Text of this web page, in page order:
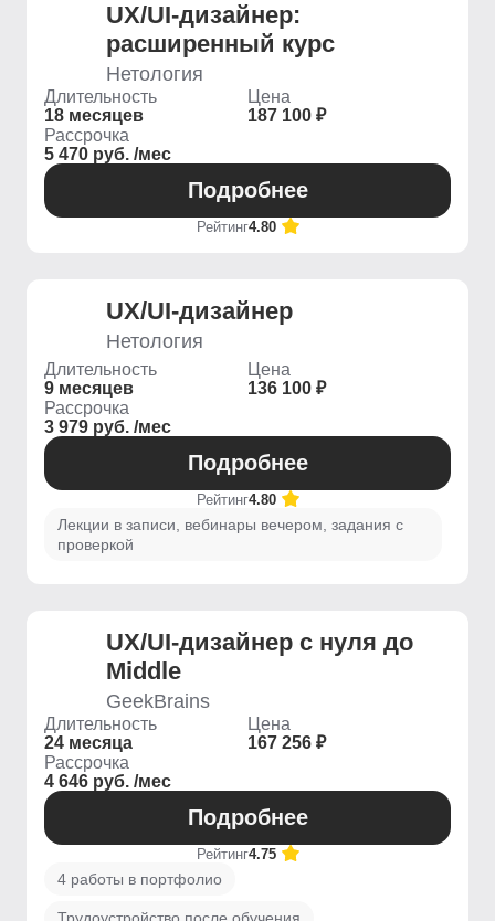
UX/UI-дизайнер:
расширенный курс
Нетология
Длительность
18 месяцев
Цена
187 100 ₽
Рассрочка
5 470 руб. /мес
Подробнее
Рейтинг4.80
UX/UI-дизайнер
Нетология
Длительность
9 месяцев
Цена
136 100 ₽
Рассрочка
3 979 руб. /мес
Подробнее
Рейтинг4.80
Лекции в записи, вебинары вечером, задания с
проверкой
UX/UI-дизайнер с нуля до
Middle
GeekBrains
Длительность
24 месяца
Цена
167 256 ₽
Рассрочка
4 646 руб. /мес
Подробнее
Рейтинг4.75
4 работы в портфолио